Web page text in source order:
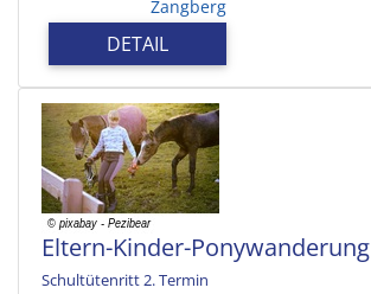
Zangberg
DETAIL
Eltern-Kinder-Ponywanderung
Schultütenritt 2. Termin